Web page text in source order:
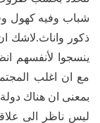
شباب وفيه كهول
ذكور واناث.لاشك
ينسجوا لأنفسهم
مع ان اغلب
بمعنى ان هناك
ليس ناظر الى